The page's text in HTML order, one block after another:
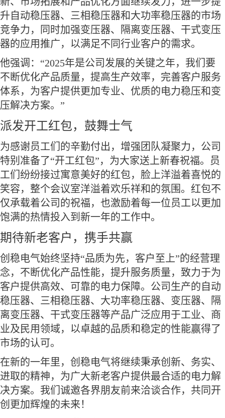
升自动稳压器、三相稳压器和大功率稳压器的市场
竞争力，同时加强变压器、隔离变压器、干式变压
器的应用推广，以满足不同行业客户的需求。
他强调：“2025年是公司发展的关键之年，我们要
不断优化产品质量，提高生产效率，完善客户服务
体系，为客户提供更加专业、优质的电力稳压和变
压解决方案。”
派发开工红包，鼓舞士气
为感谢员工们的辛勤付出，增强团队凝聚力，公司
特别准备了“开工红包”，为大家送上新春祝福。员
工们纷纷接过寓意美好的红包，脸上洋溢着喜悦的
笑容，整个会议室洋溢着欢乐祥和的氛围。红包不
仅承载着公司的祝福，也激励着每一位员工以更加
饱满的热情投入到新一年的工作中。
期待新老客户，携手共赢
创稳电气始终坚持“品质为先，客户至上”的经营理
念，不断优化产品性能，提升服务质量，致力于为
客户提供高效、可靠的电力保障。公司生产的自动
稳压器、三相稳压器、大功率稳压器、变压器、隔
离变压器、干式变压器等产品广泛应用于工业、商
业及民用领域，以卓越的品质和稳定的性能赢得了
市场的认可。
在新的一年里，创稳电气将继续秉承创新、务实、
进取的精神，为广大新老客户提供最合适的电力解
决方案。我们诚邀各界朋友前来洽谈合作，共同开
创更加辉煌的未来！